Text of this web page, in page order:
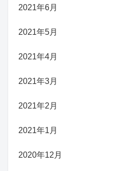
2021年6月
2021年5月
2021年4月
2021年3月
2021年2月
2021年1月
2020年12月